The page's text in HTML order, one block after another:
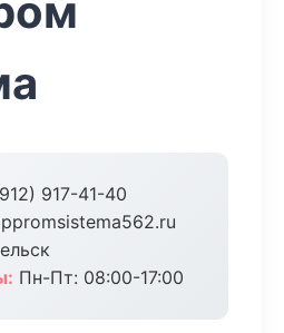
917-41-40
Пн-Пт: 08:00-17:00